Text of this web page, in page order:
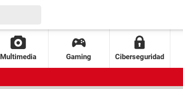
Multimedia Gaming Ciberseguridad